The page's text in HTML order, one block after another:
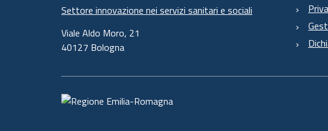
Settore innovazione nei servizi sanitari e sociali
Viale Aldo Moro, 21
40127 Bologna